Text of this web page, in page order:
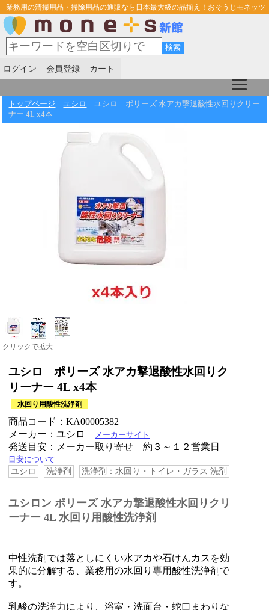
業務用の清掃用品・掃除用品の通販なら日本最大級の品揃え！おそうじモネッツ
ログイン 会員登録 カート
トップページ ユシロ
ユシロ ポリーズ 水アカ撃退酸性水回りクリー
ナー 4L x4本
クリックで拡大
ユシロ ポリーズ 水アカ撃退酸性水回りク
リーナー 4L x4本
水回り用酸性洗浄剤
商品コード：KA00005382
メーカー：ユシロ
メーカーサイト
発送目安：メーカー取り寄せ 約３～１２営業日
目安について
ユシロ 洗浄剤 洗浄剤：水回り・トイレ・ガラス 洗剤
ユシロン ポリーズ 水アカ撃退酸性水回りクリ
ーナー 4L 水回り用酸性洗浄剤
中性洗剤では落としにくい水アカや石けんカスを効
果的に分解する、業務用の水回り専用酸性洗浄剤で
す。
乳酸の洗浄力により、浴室・洗面台・蛇口まわりな